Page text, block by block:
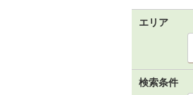
エリア
検索条件